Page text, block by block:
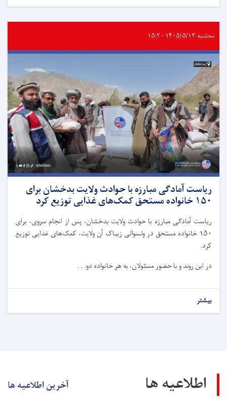
سه‌شنبه ۱۴۰۵/۵/۱۳ - ۱۵:۲
ریاست آمادگی مبارزه با حوادث ولایت بدخشان برای
۱۵۰ خانواده مستحق کمک‌های غذایی توزیع کرد
ریاست آمادگی مبارزه با حوادث ولایت بدخشان، پس از انجام سروی، برای
۱۵۰ خانواده مستحق در ولسوالی زیباک آن ولایت، کمک‌های غذایی توزیع
کرد.
در این روند و با حضور مسئولان، به هر خانواده دو. . .
بیشتر
اطلاعیه ها آخرین اطلاعیه ها